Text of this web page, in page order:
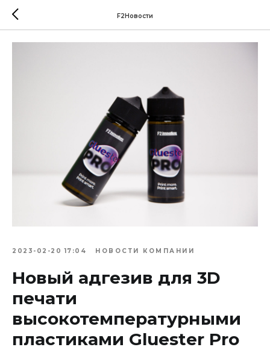
F2Новости
2023-02-20 17:04 НОВОСТИ КОМПАНИИ
Новый адгезив для 3D
печати
высокотемпературными
пластиками Gluester Pro